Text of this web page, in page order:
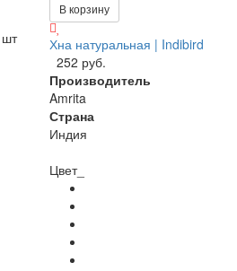
шт
В корзину
Хна натуральная | Indibird
252 руб.
Производитель
Amrita
Страна
Индия
Цвет_